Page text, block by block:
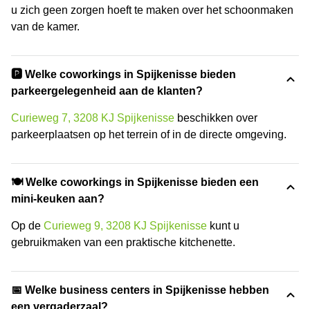
u zich geen zorgen hoeft te maken over het schoonmaken
van de kamer.
🅿️ Welke coworkings in Spijkenisse bieden
parkeergelegenheid aan de klanten?
Curieweg 7, 3208 KJ Spijkenisse beschikken over
parkeerplaatsen op het terrein of in de directe omgeving.
🍽️ Welke coworkings in Spijkenisse bieden een
mini-keuken aan?
Op de Curieweg 9, 3208 KJ Spijkenisse kunt u
gebruikmaken van een praktische kitchenette.
📅 Welke business centers in Spijkenisse hebben
een vergaderzaal?